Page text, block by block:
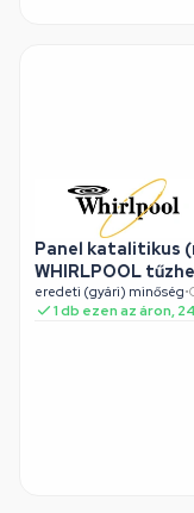
Panel katalitikus
WHIRLPOOL
eredeti (gyári) minőség•
1 db ezen az áron,